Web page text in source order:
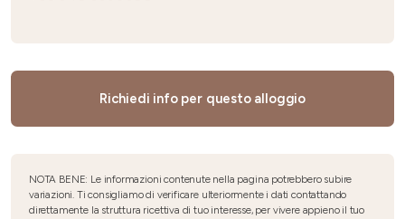
Richiedi info per questo alloggio
NOTA BENE: Le informazioni contenute nella pagina potrebbero subire
variazioni. Ti consigliamo di verificare ulteriormente i dati contattando
direttamente la struttura ricettiva di tuo interesse, per vivere appieno il tuo